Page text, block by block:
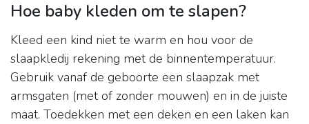
Hoe baby kleden om te slapen?
Kleed een kind niet te warm en hou voor de
slaapkledij rekening met de binnentemperatuur.
Gebruik vanaf de geboorte een slaapzak met
armsgaten (met of zonder mouwen) en in de juiste
maat. Toedekken met een deken en een laken kan